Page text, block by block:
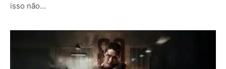
isso não…